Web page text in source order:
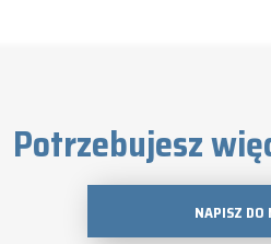
Potrzebujesz
NAPISZ DO